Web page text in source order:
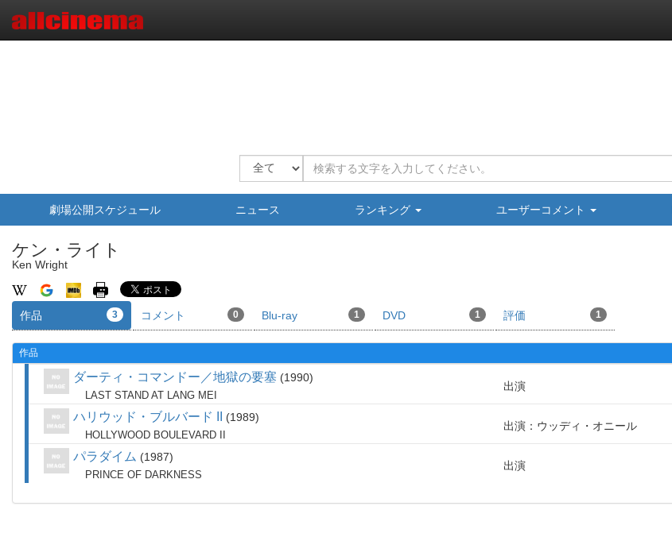
劇場公開スケジュール ニュース ランキング ユーザーコメント
ケン・ライト
Ken Wright
作品 3 コメント 0 Blu-ray 1 DVD 1 評価 1
作品
ダーティ・コマンドー／地獄の要塞 1990
LAST STAND AT LANG MEI
出演
ハリウッド・ブルバード II 1989
HOLLYWOOD BOULEVARD II
出演：ウッディ・オニール
パラダイム 1987
PRINCE OF DARKNESS
出演